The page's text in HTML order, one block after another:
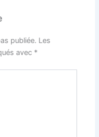
publiée. Les
avec *